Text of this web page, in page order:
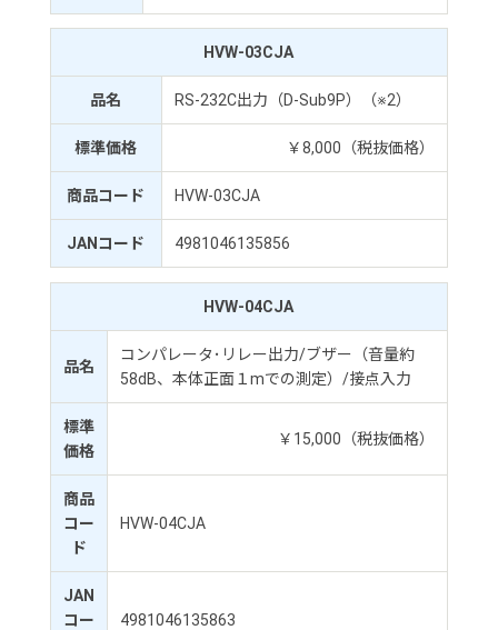
HVW-03CJA
品名 RS-232C出力（D-Sub9P）（※2）
標準価格 ￥8,000（税抜価格）
商品コード HVW-03CJA
JANコード 4981046135856
HVW-04CJA
品名
コンパレータ･リレー出力/ブザー（音量約
58dB、本体正面１mでの測定）/接点入力
標準
価格
￥15,000（税抜価格）
商品
コー
ド
HVW-04CJA
JAN
コー
4981046135863